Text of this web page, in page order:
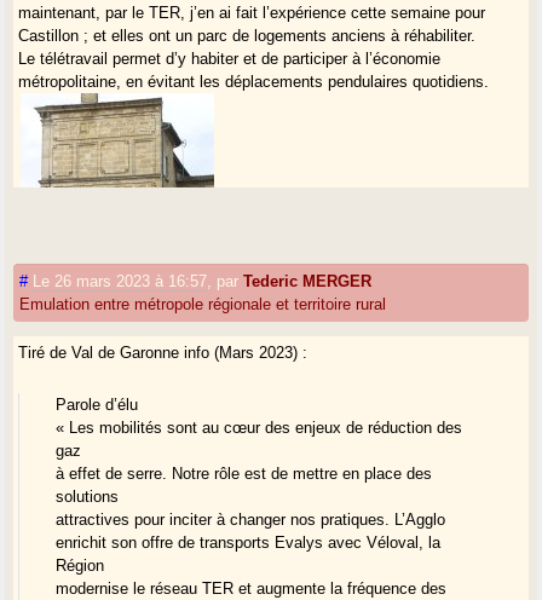
maintenant, par le TER, j’en ai fait l’expérience cette semaine pour
Castillon ; et elles ont un parc de logements anciens à réhabiliter.
Le télétravail permet d’y habiter et de participer à l’économie
métropolitaine, en évitant les déplacements pendulaires quotidiens.
Castillon : la bataille de l’image #1 Visite sur place, un aperçu du centre-
ville commerçant
La Réole nouveau satellite bordelaisEt la Gascogne dans tout ça ?
# Le 26 mars 2023 à 16:57 parTederic MERGER
Emulation entre métropole régionale et territoire rural
Tiré de Val de Garonne info (Mars 2023) :
Parole d’élu
« Les mobilités sont au cœur des enjeux de réduction des
gaz
à effet de serre. Notre rôle est de mettre en place des
solutions
attractives pour inciter à changer nos pratiques. L’Agglo
enrichit son offre de transports Evalys avec Véloval, la
Région
modernise le réseau TER et augmente la fréquence des